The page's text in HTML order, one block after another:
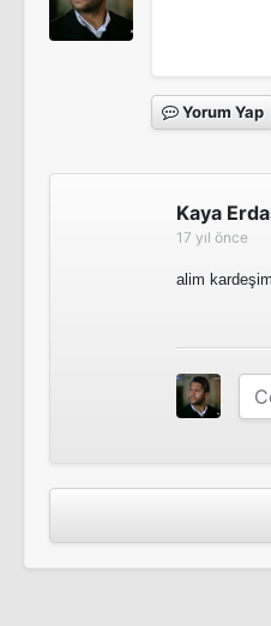
Yorum Yap
Kaya
17 yıl önce
alim